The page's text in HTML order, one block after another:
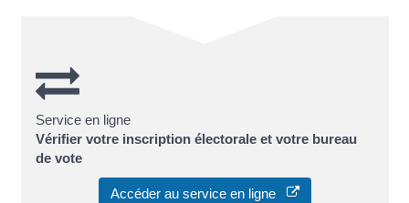
Service en ligne
Vérifier votre inscription électorale et votre bureau
de vote
Accéder au service en ligne